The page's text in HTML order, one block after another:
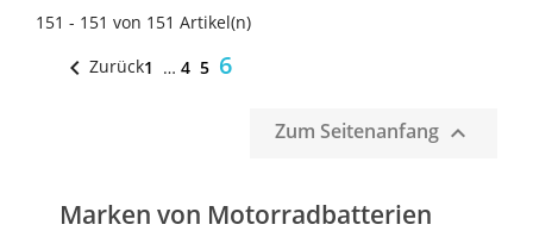
151 - 151 von 151 Artikel(n)
 Zurück1 … 4 5 6
Zum Seitenanfang 
Marken von Motorradbatterien